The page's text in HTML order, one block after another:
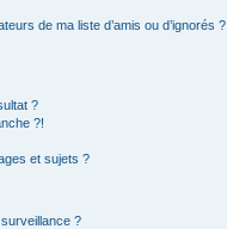
de ma liste d’amis ou d’ignorés ?
?
?!
et sujets ?
?